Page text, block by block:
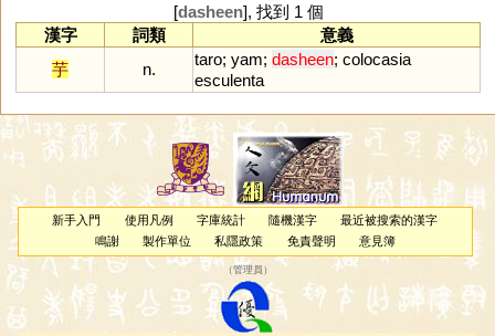
[dasheen], 找到 1 個
漢字
詞類
意義
芋
n.
taro; yam; dasheen; colocasia
esculenta
新手入門 使用凡例 字庫統計 隨機漢字
最近被搜索的漢字
鳴謝
製作單位 私隱政策 免責聲明 意見簿
（管理員 ）